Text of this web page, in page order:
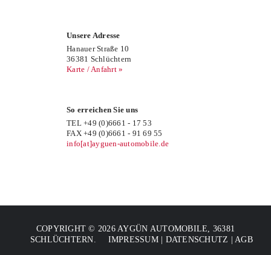
Unsere Adresse
Hanauer Straße 10
36381 Schlüchtern
Karte / Anfahrt »
So erreichen Sie uns
TEL +49 (0)6661 - 17 53
FAX +49 (0)6661 - 91 69 55
info[at]ayguen-automobile.de
COPYRIGHT © 2026 AYGÜN AUTOMOBILE, 36381
SCHLÜCHTERN.
IMPRESSUM| DATENSCHUTZ AGB